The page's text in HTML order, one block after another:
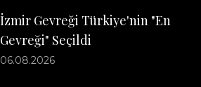
İzmir Gevreği Türkiye'nin "En
Gevreği" Seçildi
06.08.2026